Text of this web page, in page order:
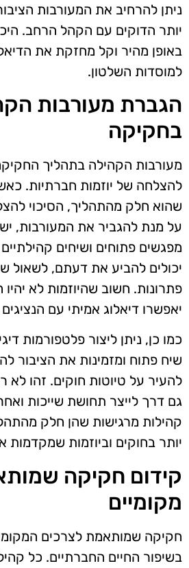
ניתן להרחיב את המעורבות
יותר הדוקים עם הקהל הרחב.
באופן מהיר וקל מחזקת את
למוסדות השלטון.
הגברת מעורבות
בחקיקה
מעורבות הקהילה בתהליך
להצלחה של יוזמות חברתיות.
שהוא חלק מהתהליך, הסיכוי
על מנת להגביר את המעורבות,
מפגשים פתוחים ושיחים
יכולים להביע את דעתם, לשאול
פתרונות. חשוב שהיוזמות לא
יאפשרו דיאלוג אמיתי עם
כמו כן, ניתן ליצור פלטפורמות
שיח פתוח ומזמינות את הציבור
להעיר על טיוטות חוקים. זהו לא
גם דרך לייצר תחושת שייכות
קהילות מרגישות שהן חלק
יותר בחוקים וביוזמות שמקדמות
קידום חקיקה
מקומיים
חקיקה שמותאמת לצרכים
בשיפור החיים החברתיים. כל